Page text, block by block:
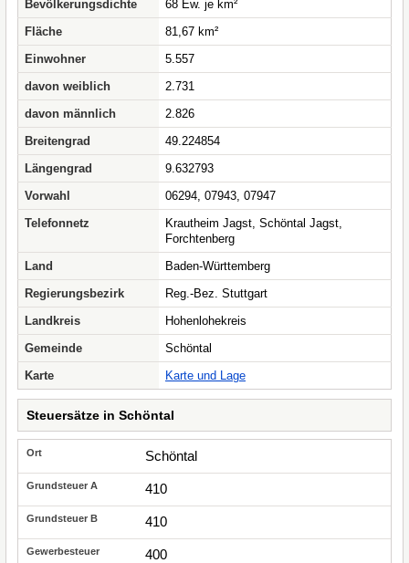
Bevölkerungsdichte
68 Ew. je km²
Fläche
81,67 km²
Einwohner
5.557
davon weiblich
2.731
davon männlich
2.826
Breitengrad
49.224854
Längengrad
9.632793
Vorwahl
06294, 07943, 07947
Telefonnetz
Krautheim Jagst, Schöntal Jagst,
Forchtenberg
Land
Baden-Württemberg
Regierungsbezirk
Reg.-Bez. Stuttgart
Landkreis
Hohenlohekreis
Gemeinde
Schöntal
Karte
Karte und Lage
Steuersätze in Schöntal
Schöntal
410
410
400